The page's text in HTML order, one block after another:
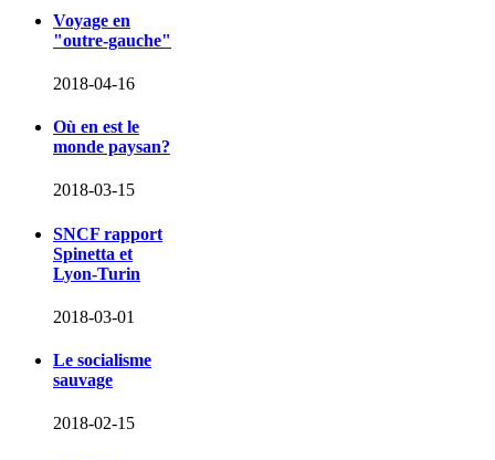
Voyage en
"outre-gauche"
2018-04-16
Où en est le
monde paysan?
2018-03-15
SNCF rapport
Spinetta et
Lyon-Turin
2018-03-01
Le socialisme
sauvage
2018-02-15